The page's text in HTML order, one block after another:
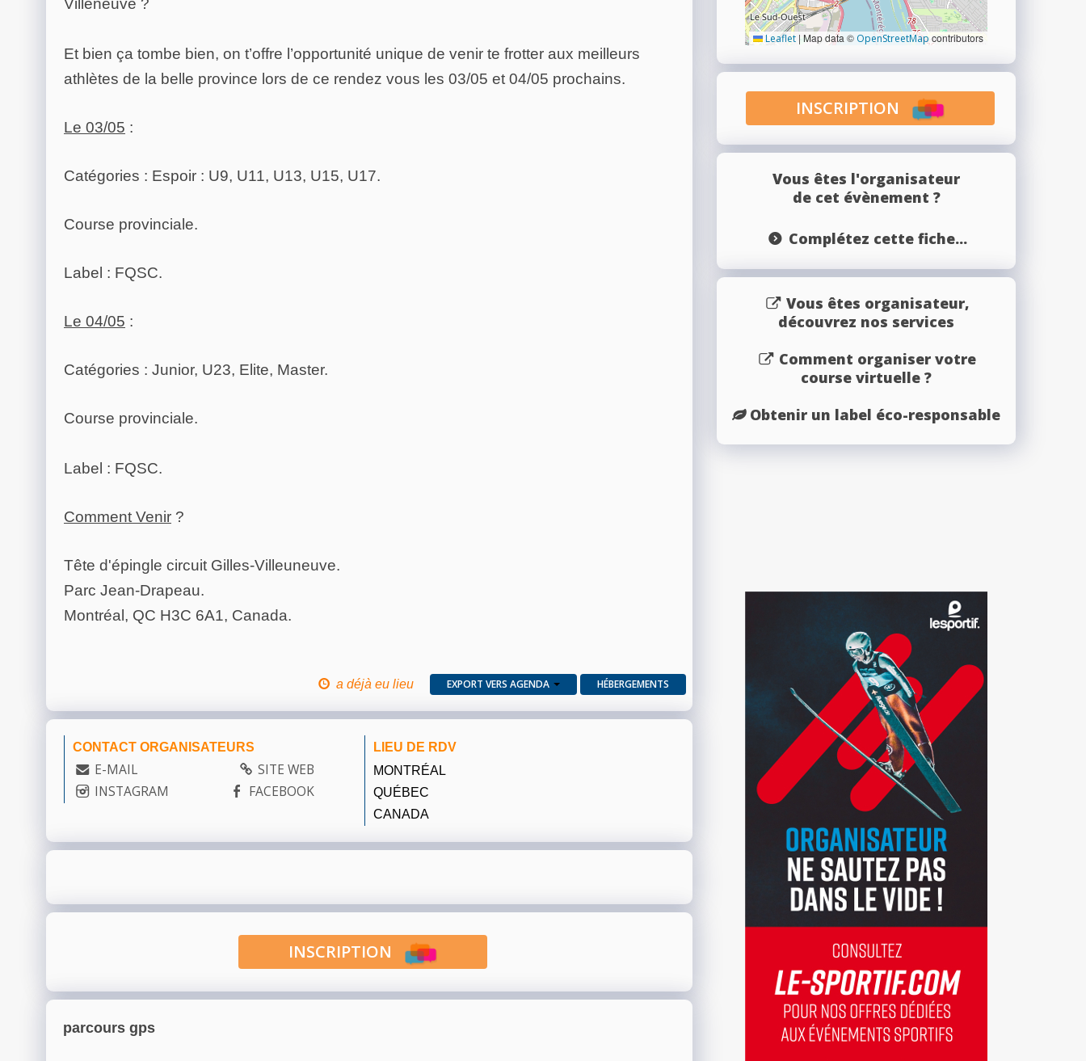
Et bien ça tombe bien, on t’offre l’opportunité unique de venir te frotter aux meilleurs
athlètes de la belle province lors de ce rendez vous les 03/05 et 04/05 prochains.
Le 03/05 :
Catégories : Espoir : U9, U11, U13, U15, U17.
Course provinciale.
Label : FQSC.
Le 04/05 :
Catégories : Junior, U23, Elite, Master.
Course provinciale.
Label : FQSC.
Comment Venir ?
Tête d'épingle circuit Gilles-Villeuneuve.
Parc Jean-Drapeau.
Montréal, QC H3C 6A1, Canada.
a déjà eu lieu EXPORT VERS AGENDA HÉBERGEMENTS
CONTACT ORGANISATEURS
E-MAIL
SITE WEB
INSTAGRAM
FACEBOOK
LIEU DE RDV
MONTRÉAL
QUÉBEC
CANADA
INSCRIPTION
parcours gps
Leaflet | Map data © OpenStreetMap contributors
INSCRIPTION
Vous êtes l'organisateur
de cet évènement ?
Complétez cette fiche...
Vous êtes organisateur,
découvrez nos services
Comment organiser votre
course virtuelle ?
Obtenir un label éco-responsable